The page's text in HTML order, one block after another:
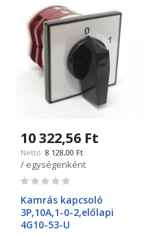
10 322,56 Ft
8 128,00 Ft
/ egységenként
Rating:
Kamrás kapcsoló
3P,10A,1-0-2,előlapi
4G10-53-U